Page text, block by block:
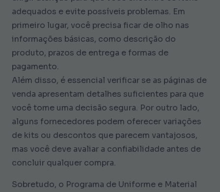
adequados e evite possíveis problemas. Em
primeiro lugar, você precisa ficar de olho nas
informações básicas, como descrição do
produto, prazos de entrega e formas de
pagamento.
Além disso, é essencial verificar se as páginas de
venda apresentam detalhes suficientes para que
você tome uma decisão segura. Por outro lado,
alguns fornecedores podem oferecer variações
de kits ou descontos que parecem vantajosos,
mas você deve avaliar a confiabilidade antes de
concluir qualquer compra.
Sobretudo, o Programa de Uniforme e Material